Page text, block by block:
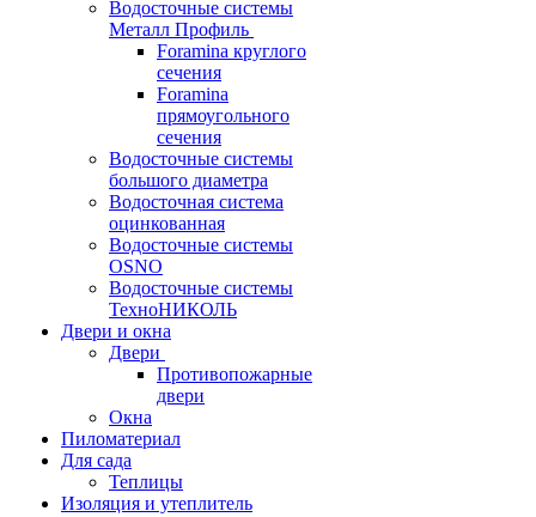
Водосточные системы
Металл Профиль
Foramina круглого
сечения
Foramina
прямоугольного
сечения
Водосточные системы
большого диаметра
Водосточная система
оцинкованная
Водосточные системы
OSNO
Водосточные системы
ТехноНИКОЛЬ
Двери и окна
Двери
Противопожарные
двери
Окна
Пиломатериал
Для сада
Теплицы
Изоляция и утеплитель